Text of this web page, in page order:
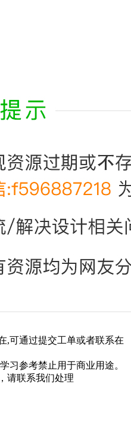
,可通过提交工单或者联系在
习参考禁止用于商业用途。
请联系我们处理